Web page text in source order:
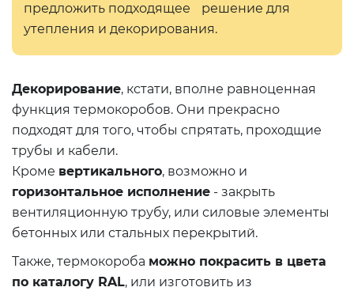
предложить подходящее решение для
утепления и декорирования.
Декорирование, кстати, вполне равноценная
функция термокоробов. Они прекрасно
подходят для того, чтобы спрятать, проходщие
трубы и кабели.
Кроме вертикального, возможно и
горизонтальное исполнение - закрыть
вентиляционную трубу, или силовые элементы
бетонных или стальных перекрытий.
Также, термокороба можно покрасить в цвета
по каталогу RAL, или изготовить из